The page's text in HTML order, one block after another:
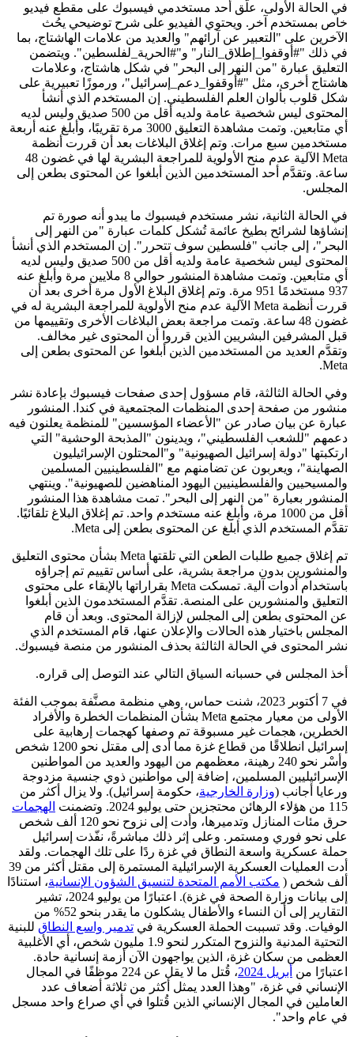
في الحالة الأولى، علَّق أحد مستخدمي فيسبوك على مقطع فيديو
خاص بمستخدم آخر. ويحتوي الفيديو على شرح توضيحي يحُث
الآخرين على "التعبير عن آرائهم" والعديد من علامات الهاشتاج، بما
في ذلك "#أوقفوا_إطلاق_النار" و"#الحرية_لفلسطين". ويتضمن
التعليق عبارة "من النهر إلى البحر" في شكل هاشتاج، وعلامات
هاشتاج أخرى، مثل "#أوقفوا_دعم_إسرائيل"، ورموزًا تعبيرية على
شكل قلوب بألوان العلم الفلسطيني. إن المستخدم الذي أنشأ
المحتوى ليس شخصية عامة ولديه أقل من 500 صديق وليس لديه
أي متابعين. وتمت مشاهدة التعليق 3000 مرة تقريبًا، وأبلغ عنه أربعة
مستخدمين سبع مرات. وتم إغلاق البلاغات بعد أن قررت أنظمة
Meta الآلية عدم منح الأولوية للمراجعة البشرية لها في غضون 48
ساعة. وتقدَّم أحد المستخدمين الذين أبلغوا عن المحتوى بطعن إلى
المجلس.
في الحالة الثانية، نشر مستخدم فيسبوك ما يبدو أنه صورة تم
إنشاؤها لشرائح بطيخ عائمة تُشكل كلمات عبارة "من النهر إلى
البحر"، إلى جانب "فلسطين سوف تتحرر". إن المستخدم الذي أنشأ
المحتوى ليس شخصية عامة ولديه أقل من 500 صديق وليس لديه
أي متابعين. وتمت مشاهدة المنشور حوالي 8 ملايين مرة وأبلغ عنه
937 مستخدمًا 951 مرة. وتم إغلاق البلاغ الأول مرة أخرى بعد أن
قررت أنظمة Meta الآلية عدم منح الأولوية للمراجعة البشرية له في
غضون 48 ساعة. وتمت مراجعة بعض البلاغات الأخرى وتقييمها من
قبل المشرفين البشريين الذين قرروا أن المحتوى غير مخالف.
وتقدَّم العديد من المستخدمين الذين أبلغوا عن المحتوى بطعن إلى
Meta.
وفي الحالة الثالثة، قام مسؤول إحدى صفحات فيسبوك بإعادة نشر
منشور من صفحة إحدى المنظمات المجتمعية في كندا. المنشور
عبارة عن بيان صادر عن "الأعضاء المؤسسين" للمنظمة يعلنون فيه
دعمهم "للشعب الفلسطيني"، ويدينون "المذبحة الوحشية" التي
ارتكبتها "دولة إسرائيل الصهيونية" و"المحتلون الإسرائيليون
الصهاينة"، ويعربون عن تضامنهم مع "الفلسطينيين المسلمين
والمسيحيين والفلسطينيين اليهود المناهضين للصهيونية". وينتهي
المنشور بعبارة "من النهر إلى البحر". تمت مشاهدة هذا المنشور
أقل من 1000 مرة، وأبلغ عنه مستخدم واحد. تم إغلاق البلاغ تلقائيًا.
تقدَّم المستخدم الذي أبلغ عن المحتوى بطعن إلى Meta.
تم إغلاق جميع طلبات الطعن التي تلقتها Meta بشأن محتوى التعليق
والمنشورين بدون مراجعة بشرية، على أساس تقييم تم إجراؤه
باستخدام أدوات آلية. تمسكت Meta بقراراتها بالإبقاء على محتوى
التعليق والمنشورين على المنصة. تقدَّم المستخدمون الذين أبلغوا
عن المحتوى بطعن إلى المجلس لإزالة المحتوى. وبعد أن قام
المجلس باختيار هذه الحالات والإعلان عنها، قام المستخدم الذي
نشر المحتوى في الحالة الثالثة بحذف المنشور من منصة فيسبوك.
أخذ المجلس في حسبانه السياق التالي عند التوصل إلى قراره.
في 7 أكتوبر 2023، شنت حماس، وهي منظمة مصنَّفة بموجب الفئة
الأولى من معيار مجتمع Meta بشأن المنظمات الخطرة والأفراد
الخطرين، هجمات غير مسبوقة تم وصفها كهجمات إرهابية على
إسرائيل انطلاقًا من قطاع غزة مما أدى إلى مقتل نحو 1200 شخص
وأسْر نحو 240 رهينة، معظمهم من اليهود والعديد من المواطنين
الإسرائيليين المسلمين، إضافة إلى مواطنين ذوي جنسية مزدوجة
ورعايا أجانب (وزارة الخارجية، حكومة إسرائيل). ولا يزال أكثر من
115 من هؤلاء الرهائن محتجزين حتى يوليو 2024. وتضمنت
الهجمات
حرق مئات المنازل وتدميرها، وأدت إلى نزوح نحو 120 ألف شخص
على نحو فوري ومستمر. وعلى إثر ذلك مباشرةً، نفّذت إسرائيل
حملة عسكرية واسعة النطاق في غزة ردًا على تلك الهجمات. ولقد
أدت العمليات العسكرية الإسرائيلية المستمرة إلى مقتل أكثر من 39
ألف شخص ( مكتب الأمم المتحدة لتنسيق الشؤون الإنسانية، استنادًا
إلى بيانات وزارة الصحة في غزة). اعتبارًا من يوليو 2024، تشير
التقارير إلى أن النساء والأطفال يشكلون ما يقدر بنحو 52% من
الوفيات. وقد تسببت الحملة العسكرية في تدمير واسع النطاق للبنية
التحتية المدنية والنزوح المتكرر لنحو 1.9 مليون شخص، أي الأغلبية
العظمى من سكان غزة، الذين يواجهون الآن أزمة إنسانية حادة.
اعتبارًا من أبريل 2024
، قُتل ما لا يقل عن 224 موظفًا في المجال
الإنساني في غزة، "وهذا العدد يمثل أكثر من ثلاثة أضعاف عدد
العاملين في المجال الإنساني الذين قُتلوا في أي صراع واحد مسجل
في عام واحد".